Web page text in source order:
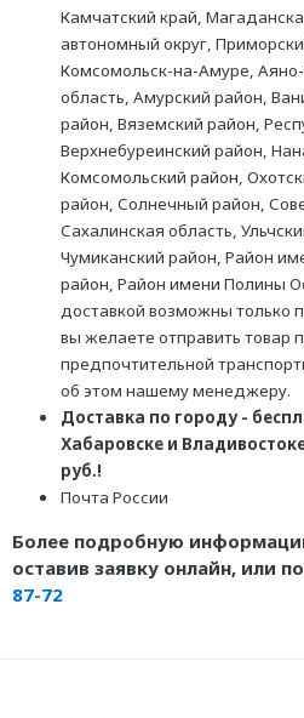
Камчатский край,
автономный округ,
Комсомольск-на-Амуре,
область, Амурский район,
район, Вяземский район,
Верхнебуреинский район,
Комсомольский район,
район, Солнечный район,
Сахалинская область,
Чумиканский район, Район
район, Район имени Полины
доставкой возможны только
вы желаете отправить товар
предпочтительной
об этом нашему менеджеру.
Доставка по городу -
Хабаровске и
руб.!
Почта России
Более подробную
оставив заявку онлайн, или
87-72